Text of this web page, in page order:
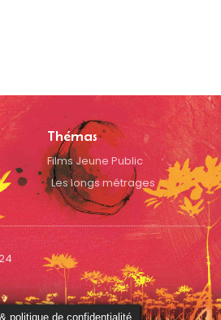
Thémas
Films Jeune Public
Les longs métrages
politique de confidentialité